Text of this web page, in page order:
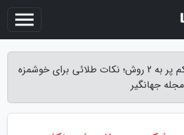
طرز تهیه ماهی شکم پر به 2 روش؛ نکات طلائی برای خوشمزه
جهانگیر